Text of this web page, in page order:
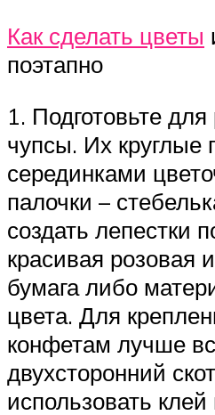
Как сделать цветы
поэтапно
1. Подготовьте
чупсы. Их круглые
серединками
палочки –
создать лепестки
красивая розовая
бумага либо
цвета. Для
конфетам лучше
двухсторонний
использовать клей